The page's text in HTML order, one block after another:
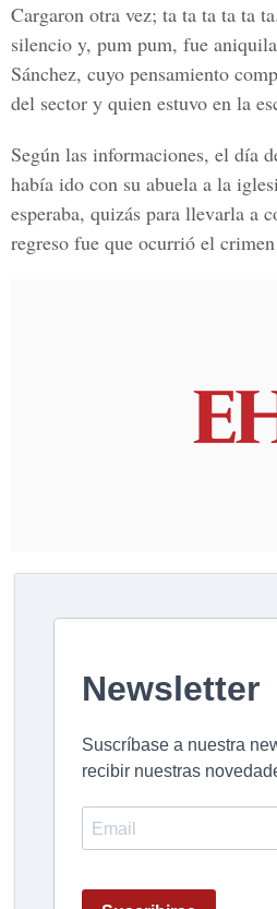
Cargaron otra vez; ta ta ta ta ta
silencio y, pum pum, fue
Sánchez, cuyo pensamiento
del sector y quien estuvo en la
Según las informaciones, el día
había ido con su abuela a la
esperaba, quizás para llevarla a
regreso fue que ocurrió el